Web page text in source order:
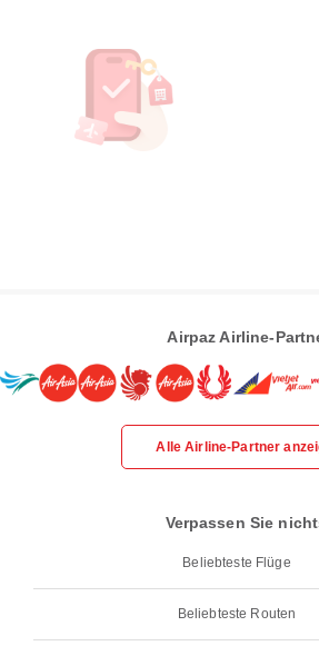
Airpaz Airline-
Alle Airline-Partner
Verpassen Sie
Beliebteste Flüge
Beliebteste Routen